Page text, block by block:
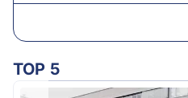
TOP 5